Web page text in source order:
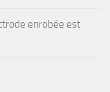
enrobée est